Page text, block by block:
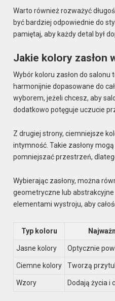
Warto również rozważyć
być bardziej odpowiednie do
pamiętaj, aby każdy detal był
Jakie kolory zasłon
Wybór koloru zasłon do
harmonijnie dopasowane do
wyborem, jeżeli chcesz, aby
dodatkowo potęguje uczucie
Z drugiej strony, ciemniejsze
intymność. Takie zasłony
pomniejszać przestrzeń,
Wybierając zasłony, można
geometryczne lub abstrakcyjne
elementami wystroju, aby
Typ koloru
Jasne kolory Optycznie
Ciemne kolory Tworzą
Wzory Dodają życia i